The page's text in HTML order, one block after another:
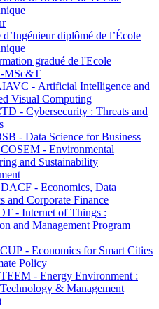
diplômé de l’École
gradué de l'Ecole
-MSc&T
- Artificial Intelligence and
Visual Computing
- Cybersecurity : Threats and
- Data Science for Business
- Environmental
and Sustainability
- Economics, Data
and Corporate Finance
- Internet of Things :
and Management Program
- Economics for Smart Cities
Policy
- Energy Environment :
& Management